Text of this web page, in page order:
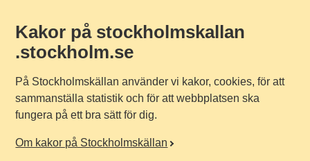
Kakor på stockholmskallan
.stockholm.se
På Stockholmskällan använder vi kakor, cookies, för att
sammanställa statistik och för att webbplatsen ska
fungera på ett bra sätt för dig.
Om kakor på Stockholmskällan